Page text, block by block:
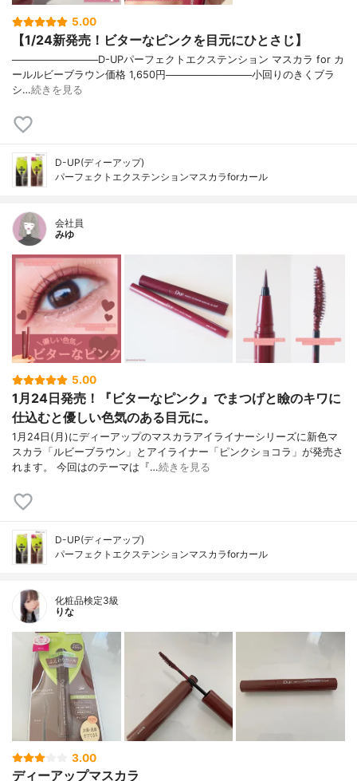
5.00
【1/24新発売！ビターなピンクを目元にひとさじ】
────────────D-UPパーフェクトエクステンション マスカラ for カ
ールルビーブラウン価格 1,650円────────────小回りのきくブラ
シ…続きを見る
D-UP(ディーアップ)
パーフェクトエクステンションマスカラforカール
会社員
みゆ
5.00
1月24日発売！『ビターなピンク』でまつげと瞼のキワに
仕込むと優しい色気のある目元に。
1月24日(月)にディーアップのマスカラアイライナーシリーズに新色マ
スカラ「ルビーブラウン」とアイライナー「ピンクショコラ」が発売さ
れます。 今回はのテーマは『…続きを見る
D-UP(ディーアップ)
パーフェクトエクステンションマスカラforカール
化粧品検定3級
りな
3.00
ディーアップマスカラ